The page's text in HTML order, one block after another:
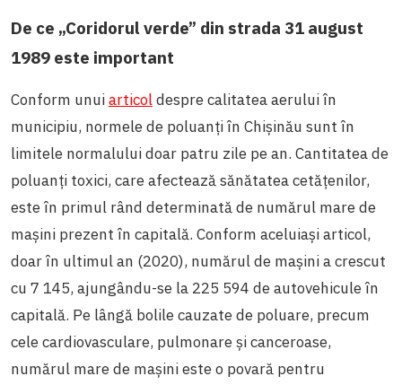
De ce „Coridorul verde” din strada 31 august
1989 este important
Conform unuiarticoldespre calitatea aerului în
municipiu, normele de poluanți în Chișinău sunt în
limitele normalului doar patru zile pe an. Cantitatea de
poluanți toxici, care afectează sănătatea cetățenilor,
este în primul rând determinată de numărul mare de
mașini prezent în capitală. Conform aceluiași articol,
doar în ultimul an (2020), numărul de mașini a crescut
cu 7 145, ajungându-se la 225 594 de autovehicule în
capitală. Pe lângă bolile cauzate de poluare, precum
cele cardiovasculare, pulmonare și canceroase,
numărul mare de mașini este o povară pentru